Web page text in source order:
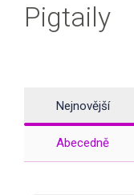
Pigtaily
Nejnovější
Abecedně